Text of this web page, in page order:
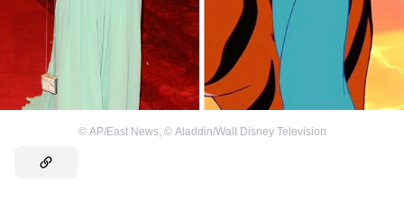
© AP/East News, © Aladdin/Walt Disney Television